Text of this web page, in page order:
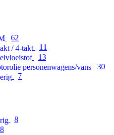
62
/ 4-takt
11
13
personenwagens/vans
30
7
8
8